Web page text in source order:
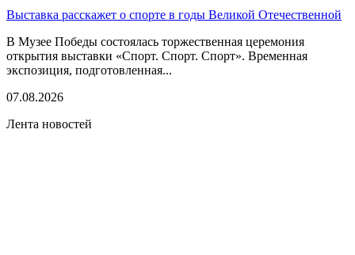
Выставка расскажет о спорте в годы Великой Отечественной
В Музее Победы состоялась торжественная церемония
открытия выставки «Спорт. Спорт. Спорт». Временная
экспозиция, подготовленная...
07.08.2026
Лента новостей